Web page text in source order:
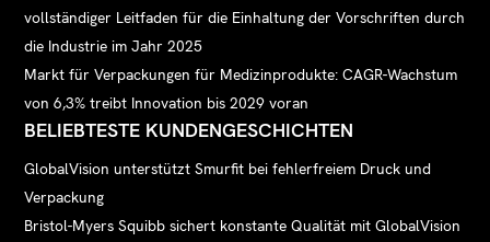
vollständiger Leitfaden für die Einhaltung der Vorschriften durch
die Industrie im Jahr 2025
Markt für Verpackungen für Medizinprodukte: CAGR-Wachstum
von 6,3% treibt Innovation bis 2029 voran
BELIEBTESTE KUNDENGESCHICHTEN
GlobalVision unterstützt Smurfit bei fehlerfreiem Druck und
Verpackung
Bristol-Myers Squibb sichert konstante Qualität mit GlobalVision